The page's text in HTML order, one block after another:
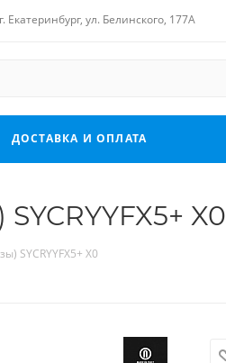
г. Екатеринбург, ул. Белинского, 177А
ДОСТАВКА И ОПЛАТА
X0
SYCRYYFX5+ X0